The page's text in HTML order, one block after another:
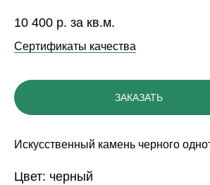
10 400 р. за кв.м.
Сертификаты качества
ЗАКАЗАТЬ
Искусственный камень черного
Цвет: черный